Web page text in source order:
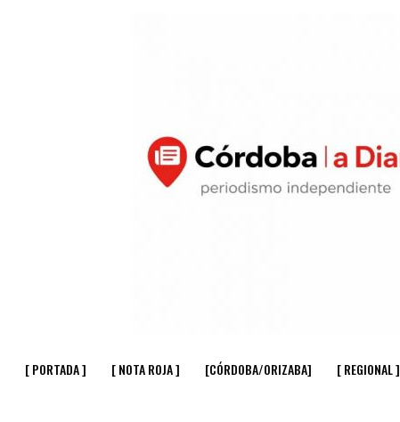
[ PORTADA ] [ NOTA ROJA ] [CÓRDOBA/ORIZABA] [ REGIONAL ]